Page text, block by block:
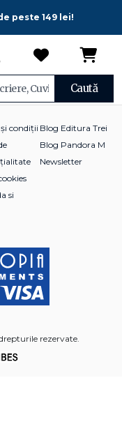
peste 149 lei!
Caută
condiții
si
Blog Editura Trei
Blog Pandora M
Newsletter
rezervate.